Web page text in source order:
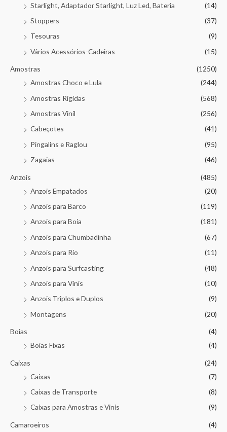
Starlight, Adaptador Starlight, Luz Led, Bateria
(14)
Stoppers
(37)
Tesouras
(9)
Vários Acessórios-Cadeiras
(15)
Amostras
(1250)
Amostras Choco e Lula
(244)
Amostras Rigidas
(568)
Amostras Vinil
(256)
Cabeçotes
(41)
Pingalins e Raglou
(95)
Zagaias
(46)
Anzois
(485)
Anzois Empatados
(20)
Anzois para Barco
(119)
Anzois para Boia
(181)
Anzois para Chumbadinha
(67)
Anzois para Rio
(11)
Anzois para Surfcasting
(48)
Anzois para Vinis
(10)
Anzois Triplos e Duplos
(9)
Montagens
(20)
Boias
(4)
Boias Fixas
(4)
Caixas
(24)
Caixas
(7)
Caixas de Transporte
(8)
Caixas para Amostras e Vinis
(9)
Camaroeiros (4)